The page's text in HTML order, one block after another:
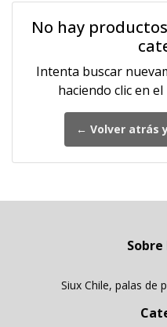
No hay
Intenta buscar
haciendo clic en
← Volver atrás
Siux Chile, palas de